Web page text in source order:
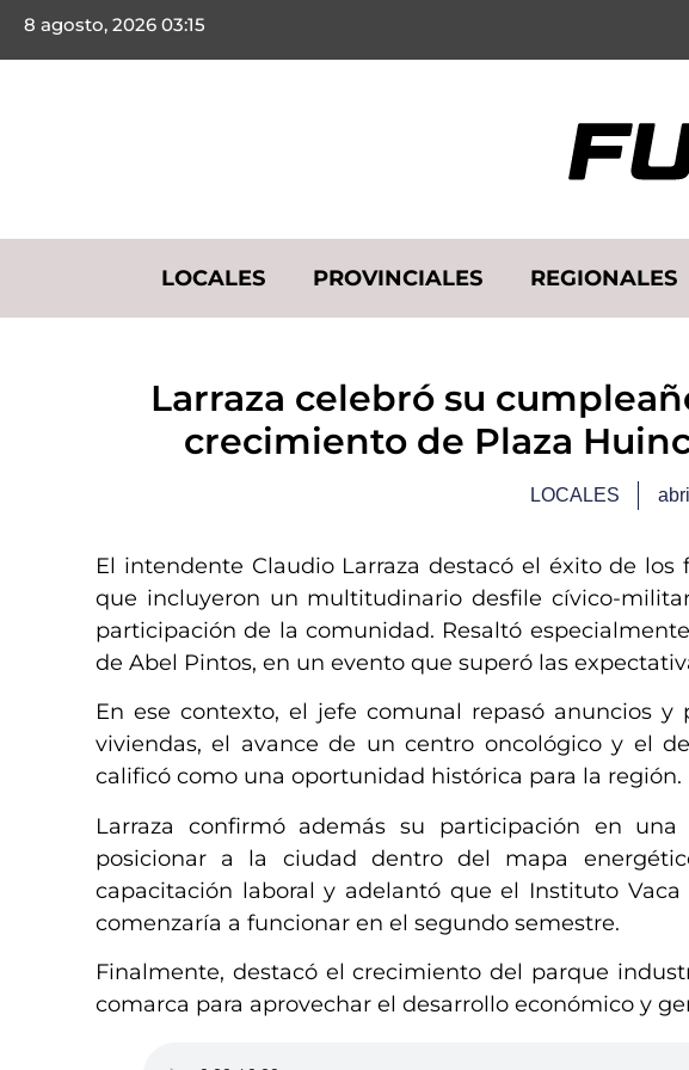
8 agosto, 2026 03:15
LOCALES PROVINCIALES REGIONALES
Larraza celebró su
crecimiento de Plaza
LOCALES
El intendente Claudio Larraza destacó el éxito de
que incluyeron un multitudinario desfile cívico-
participación de la comunidad. Resaltó
de Abel Pintos, en un evento que superó las
En ese contexto, el jefe comunal repasó anuncios
viviendas, el avance de un centro oncológico y el
calificó como una oportunidad histórica para la región.
Larraza confirmó además su participación en
posicionar a la ciudad dentro del mapa
capacitación laboral y adelantó que el Instituto
comenzaría a funcionar en el segundo semestre.
Finalmente, destacó el crecimiento del parque
comarca para aprovechar el desarrollo económico y